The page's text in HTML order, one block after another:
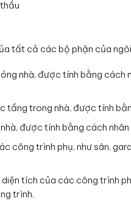
tất cả các bộ phận của
nhà, được tính bằng cách
trong nhà, được tính
được tính bằng cách
công trình phụ, như sân,
tích của các công trình
trình.